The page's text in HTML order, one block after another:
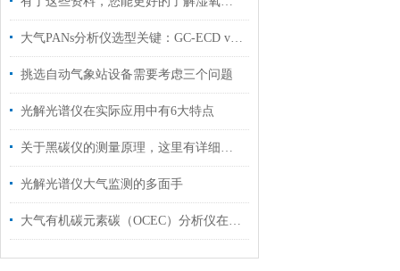
大气PANs分析仪选型关键：GC-ECD vs CIMS，灵敏度差了10倍
挑选自动气象站设备需要考虑三个问题
光解光谱仪在实际应用中有6大特点
关于黑碳仪的测量原理，这里有详细解析
光解光谱仪大气监测的多面手
大气有机碳元素碳（OCEC）分析仪在大气污染监测中的应用